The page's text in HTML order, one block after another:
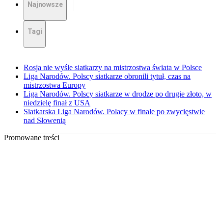
Najnowsze
Tagi
Rosja nie wyśle siatkarzy na mistrzostwa świata w Polsce
Liga Narodów. Polscy siatkarze obronili tytuł, czas na
mistrzostwa Europy
Liga Narodów. Polscy siatkarze w drodze po drugie złoto, w
niedzielę finał z USA
Siatkarska Liga Narodów. Polacy w finale po zwycięstwie
nad Słowenią
Promowane treści